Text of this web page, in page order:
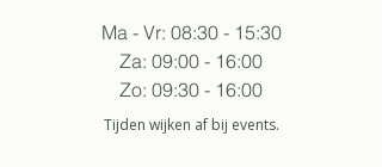
Ma - Vr: 08:30 - 15:30
Za: 09:00 - 16:00
Zo: 09:30 - 16:00
Tijden wijken af bij events.